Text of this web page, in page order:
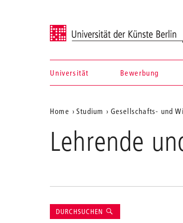
Universität der Künste Berlin
Navigation &
Suche
Universität Bewerbung
Aktuelle
Position
auf
Home Studium Gesellschafts- und
Lehrende
Suche
DURCHSUCHEN